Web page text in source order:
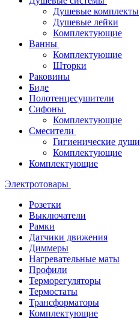
Душевые комплекты
Душевые лейки
Комплектующие
Ванны
Комплектующие
Шторки
Раковины
Биде
Полотенцесушители
Сифоны
Комплектующие
Смесители
Гигиенические души
Комплектующие
Комплектующие
Электротовары
Розетки
Выключатели
Рамки
Датчики движения
Диммеры
Нагревательные маты
Профили
Терморегуляторы
Термостаты
Трансформаторы
Комплектующие